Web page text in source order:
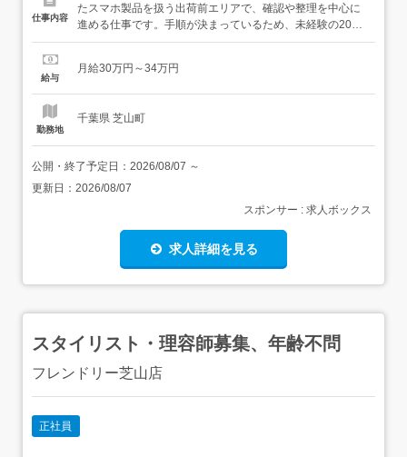
仕事内容
たスマホ製品を扱う出荷前エリアで、確認や整理を中心に
進める仕事です。手順が決まっているため、未経験の20
代〜30代も基礎から覚えやすい内容です。 こんな条件揃っ
で生活リズムも安定住まいの心配を抑えながら、仕事を始
給与
月給30万円～34万円
勤務地
千葉県 芝山町
公開・終了予定日： 2026/08/07 ～
更新日： 2026/08/07
スポンサー : 求人ボックス
求人詳細を見る
スタイリスト・理容師募集、年齢不問
フレンドリー芝山店
正社員